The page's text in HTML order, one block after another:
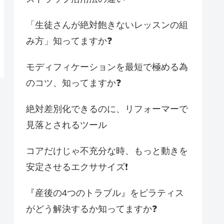
「生徒さんが絶対飽きないレッスンの組
み方」知ってますか❓
モディフィケーションを最短で極める為
のコツ、知ってますか❓
絶対差別化できるのに、リフォーマーで
見落とされるツール
コアだけじゃ不充分な時、もっと動きを
安定させるエクササイズ❗️
『産後の4つのトラブル』をピラティス
がどう解決するか知ってますか❓